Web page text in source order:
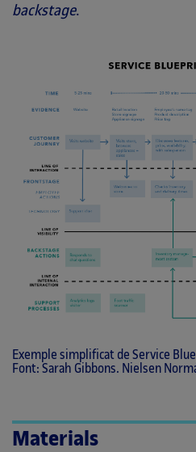
backstage.
Exemple simplificat de Service
Font: Sarah Gibbons. Nielsen
Materials